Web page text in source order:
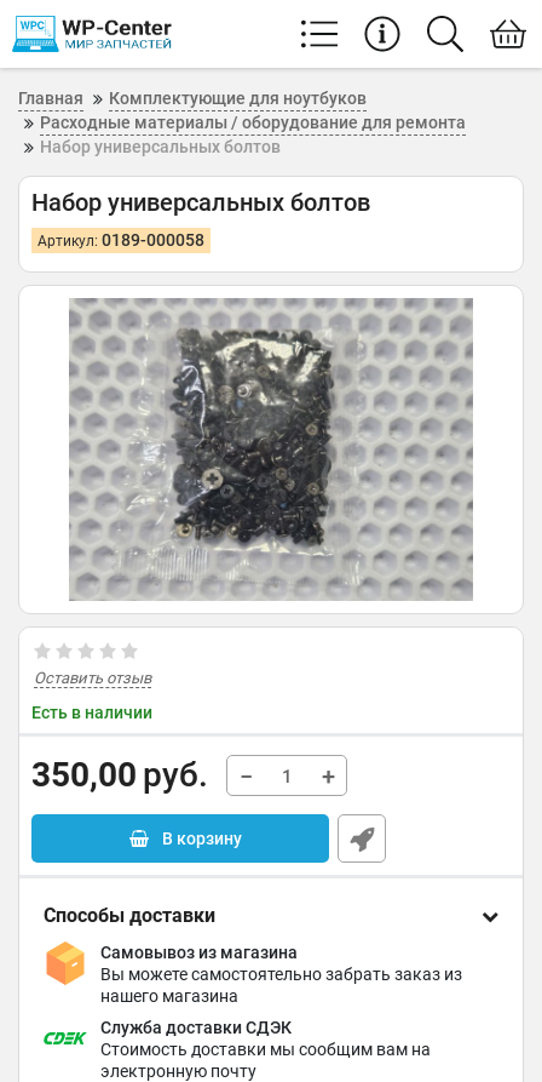
Главная
Комплектующие для ноутбуков
Расходные материалы / оборудование для ремонта
Набор универсальных болтов
Набор универсальных болтов
Артикул: 0189-000058
Оставить отзыв
Есть в наличии
350,00 руб. − +
В корзину
Способы доставки
Самовывоз из магазина
Вы можете самостоятельно забрать заказ из
нашего магазина
Служба доставки СДЭК
Стоимость доставки мы сообщим вам на
электронную почту